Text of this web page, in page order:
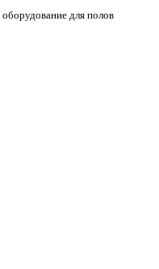
оборудование для полов